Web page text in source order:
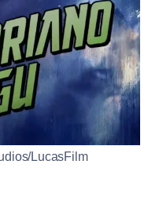
LucasFilm